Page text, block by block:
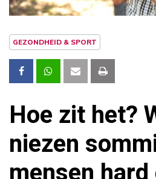
GEZONDHEID & SPORT
Hoe zit het?
niezen